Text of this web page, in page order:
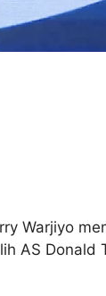
Warjiyo
AS Donald